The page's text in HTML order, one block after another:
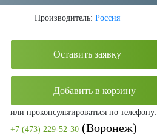
Производитель: Россия
Оставить заявку
Добавить в корзину
или проконсультироваться по телефону:
+7 (473) 229-52-30(Воронеж)